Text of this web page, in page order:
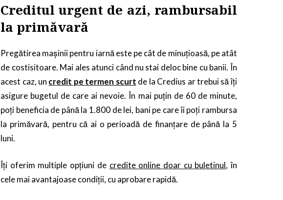
Creditul urgent de azi, rambursabil
la primăvară
Pregătirea mașinii pentru iarnă este pe cât de minuțioasă, pe atât
de costisitoare. Mai ales atunci când nu stai deloc bine cu banii. În
acest caz, un credit pe termen scurt de la Credius ar trebui să îți
asigure bugetul de care ai nevoie. În mai puțin de 60 de minute,
poți beneficia de până la 1.800 de lei, bani pe care îi poți rambursa
la primăvară, pentru că ai o perioadă de finanțare de până la 5
luni.
Îți oferim multiple opțiuni de credite online doar cu buletinul, în
cele mai avantajoase condiții, cu aprobare rapidă.